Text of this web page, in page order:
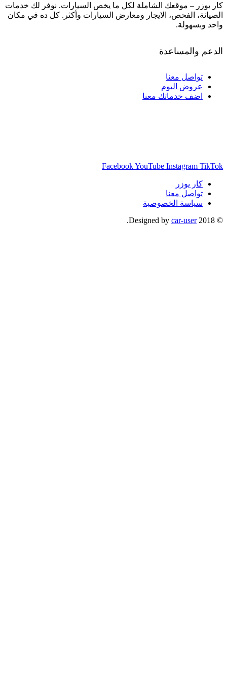
كار يوزر – موقعك الشاملة لكل ما يخص السيارات. نوفر لك خدمات
الصيانة، الفحص، الايجار ومعارض السيارات وأكثر. كل ده في مكان
واحد وبسهولة.
الدعم والمساعدة
تواصل معنا
عروض اليوم
اضف خدماتك معنا
FacebookYouTube Instagram TikTok
كار يوزر
تواصل معنا
سياسة الخصوصية
© 2018 Designed by
car-user
.